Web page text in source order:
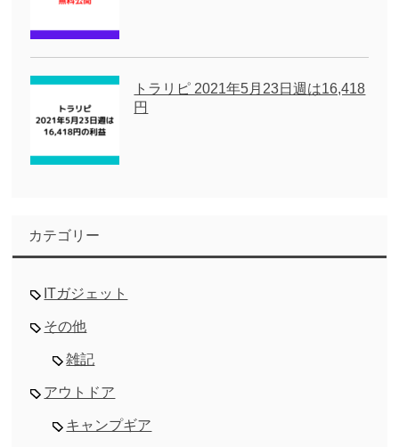
トラリピ 2021年5月23日週は16,418
円
カテゴリー
ITガジェット
その他
雑記
アウトドア
キャンプギア